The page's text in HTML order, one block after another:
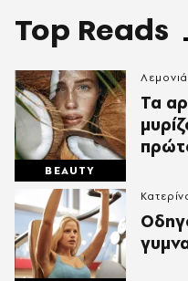
Top Reads
BEAUTY
Τα